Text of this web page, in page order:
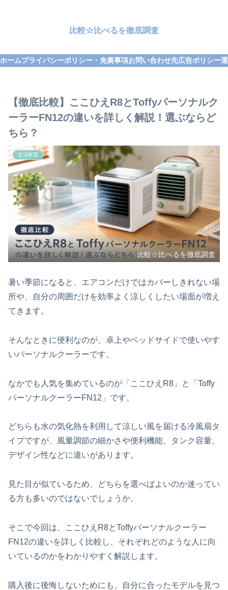
比較☆比べるを徹底調査
ホームプライバシーポリシー・免責事項お問い合わせ先広告ポリシー
【徹底比較】ここひえR8とToffyパーソナルク
ーラーFN12の違いを詳しく解説！選ぶならど
ちら？
生活家電
比較☆比べるを徹底調査
暑い季節になると、エアコンだけではカバーしきれない場
所や、自分の周囲だけを効率よく涼しくしたい場面が増え
てきます。
そんなときに便利なのが、卓上やベッドサイドで使いやす
いパーソナルクーラーです。
なかでも人気を集めているのが「ここひえR8」と「Toffy
パーソナルクーラーFN12」です。
どちらも水の気化熱を利用して涼しい風を届ける冷風扇タ
イプですが、風量調節の細かさや便利機能、タンク容量、
デザイン性などに違いがあります。
見た目が似ているため、どちらを選べばよいのか迷ってい
る方も多いのではないでしょうか。
そこで今回は、ここひえR8とToffyパーソナルクーラー
FN12の違いを詳しく比較し、それぞれどのような人に向
いているのかをわかりやすく解説します。
購入後に後悔しないためにも、自分に合ったモデルを見つ